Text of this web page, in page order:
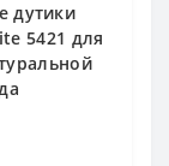
дутики
5421 для